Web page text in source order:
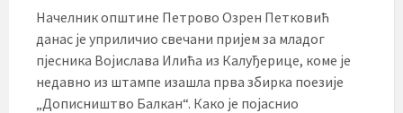
Начелник општине Петрово Озрен Петковић
данас је уприличио свечани пријем за младог
пјесника Војислава Илића из Калуђерице, коме је
недавно из штампе изашла прва збирка поезије
„Дописништво Балкан“. Како је појаснио